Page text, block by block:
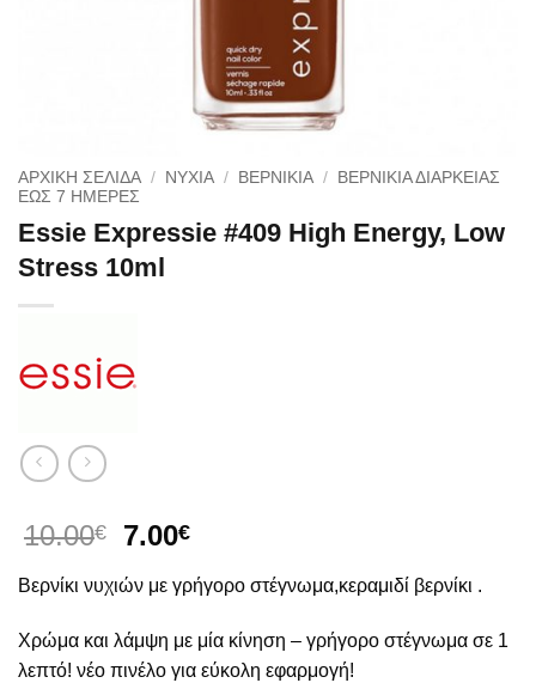
ΑΡΧΙΚΉ ΣΕΛΊΔΑ / NYXIA / ΒΕΡΝΙΚΙΑ /
ΒΕΡΝΊΚΙΑ ΔΙΆΡΚΕΙΑΣ
ΈΩΣ 7 ΗΜΈΡΕΣ
Essie Expressie #409 High Energy, Low
Stress 10ml
10.00€
Original
was:
7.00€Η
τιμή
7.00€.
Βερνίκι νυχιών με γρήγορο στέγνωμα,κεραμιδί βερνίκι .
Χρώμα και λάμψη με μία κίνηση – γρήγορο στέγνωμα σε 1
λεπτό! νέο πινέλο για εύκολη εφαρμογή!